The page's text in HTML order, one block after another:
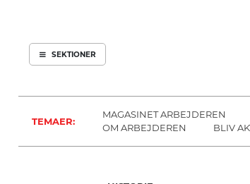
SEKTIONER
ARBEJDEREN
MENER
UDLAND
SOUNDCLOUD
ABONNER
LOG IND
OM
SEKTIONER
TEMAER:
MAGASINET ARBEJDEREN
OM ARBEJDEREN
BLIV